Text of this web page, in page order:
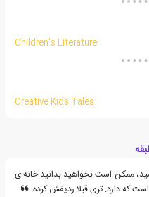
Children's Literature
Creative Kids Tales
ممکن است بخواهید بدانید خانه ی
که دارد. تری قبلا ردیفش کرده.